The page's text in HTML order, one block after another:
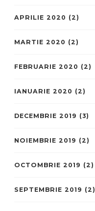
APRILIE 2020 (2)
MARTIE 2020 (2)
FEBRUARIE 2020 (2)
IANUARIE 2020 (2)
DECEMBRIE 2019 (3)
NOIEMBRIE 2019 (2)
OCTOMBRIE 2019 (2)
SEPTEMBRIE 2019 (2)